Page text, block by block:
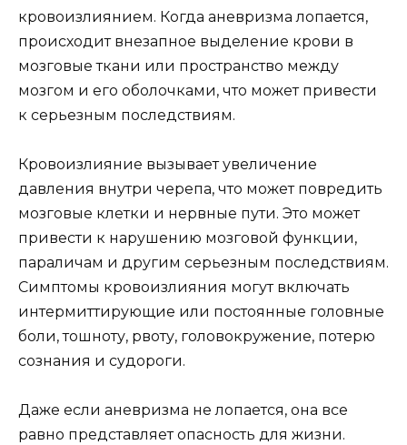
кровоизлиянием. Когда аневризма лопается,
происходит внезапное выделение крови в
мозговые ткани или пространство между
мозгом и его оболочками, что может привести
к серьезным последствиям.
Кровоизлияние вызывает увеличение
давления внутри черепа, что может повредить
мозговые клетки и нервные пути. Это может
привести к нарушению мозговой функции,
параличам и другим серьезным последствиям.
Симптомы кровоизлияния могут включать
интермиттирующие или постоянные головные
боли, тошноту, рвоту, головокружение, потерю
сознания и судороги.
Даже если аневризма не лопается, она все
равно представляет опасность для жизни.